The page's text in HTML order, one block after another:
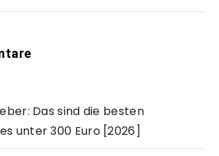
Das sind die besten
unter 300 Euro [2026]